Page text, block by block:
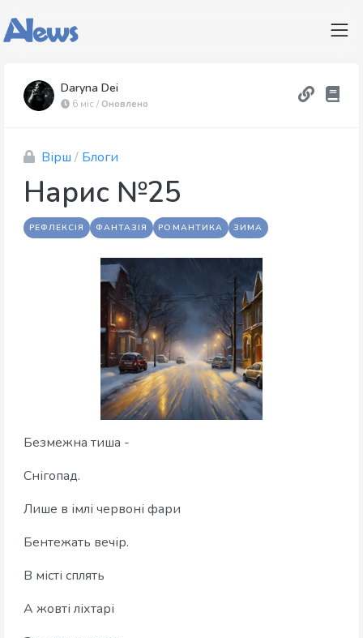
Daryna Dei
6 міс / Оновлено
Вірш / Блоги
Нарис №25
РЕФЛЕКСІЯ ФАНТАЗІЯ РОМАНТИКА ЗИМА
Безмежна тиша -
Снігопад.
Лише в імлі червоні фари
Бентежать вечір.
В місті сплять
А жовті ліхтарі